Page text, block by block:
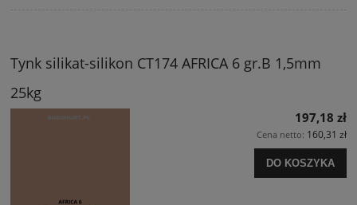
Tynk silikat-silikon CT174 AFRICA 6 gr.B 1,5mm
25kg
197,18 zł
Cena netto: 160,31 zł
DO KOSZYKA